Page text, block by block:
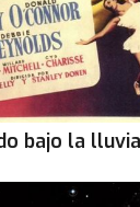
bajo la lluvia